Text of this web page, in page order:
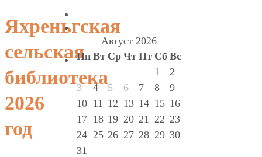
Яхреньгская
сельская
библиотека
2026
год
Август 2026
Пн Вт Ср Чт Пт Сб Вс
1
2
3
4 5 6 7 8
9
10 11 12 13 14 15 16
17 18 19 20 21 22 23
24 25 26 27 28 29 30
31